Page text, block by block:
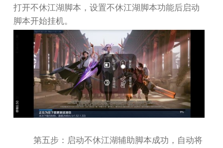
打开不休江湖脚本，设置不休江湖脚本功能后启动
脚本开始挂机。
第五步：启动不休江湖辅助脚本成功，自动将